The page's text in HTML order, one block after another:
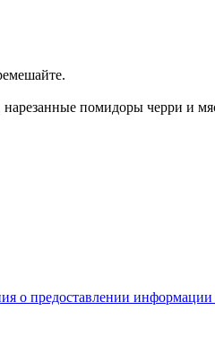
помидоры черри и
о предоставлении